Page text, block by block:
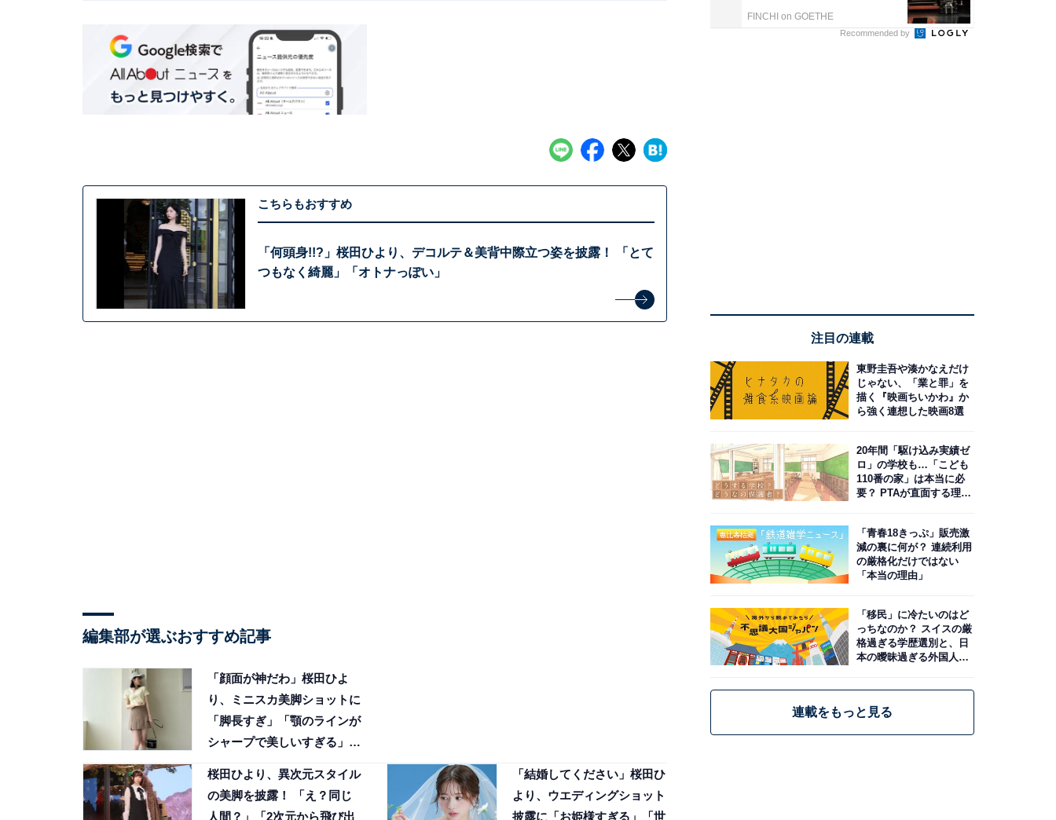
こちらもおすすめ
「何頭身!!?」桜田ひより、デコルテ＆美背中際立つ姿を披露！ 「とて
つもなく綺麗」「オトナっぽい」
編集部が選ぶおすすめ記事
「顔面が神だわ」桜田ひよ
り、ミニスカ美脚ショットに
「脚長すぎ」「顎のラインが
シャープで美しいすぎる」の
桜田ひより、異次元スタイル
の美脚を披露！ 「え？同じ
人間？」「2次元から飛び出
「結婚してください」桜田ひ
より、ウエディングショット
披露に「お姫様すぎる」「世
FINCHI on GOETHE
Recommended by
注目の連載
東野圭吾や湊かなえだけ
じゃない、「業と罪」を
描く『映画ちいかわ』か
ら強く連想した映画8選
20年間「駆け込み実績ゼ
ロ」の学校も…「こども
110番の家」は本当に必
要？ PTAが直面する理想
「青春18きっぷ」販売激
減の裏に何が？ 連続利用
の厳格化だけではない
「本当の理由」
「移民」に冷たいのはど
っちなのか？ スイスの厳
格過ぎる学歴選別と、日
本の曖昧過ぎる外国人政
連載をもっと見る